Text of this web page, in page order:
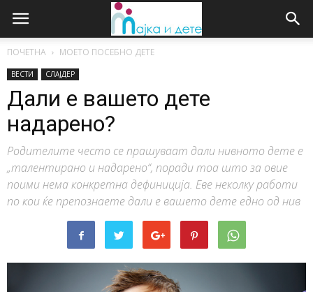
ПОЧЕТНА МОЕТО ПОСЕБНО ДЕТЕ
ВЕСТИ СЛАЈДЕР
Дали е вашето дете
надарено?
Родителите често се прашуваат дали нивното дете е
„талентирано и надарено“, поради тоа што за овие
поими нема конкретна дефиниција. Еве неколку работи
по кои ќе препознаете дали е вашето дете едно од нив